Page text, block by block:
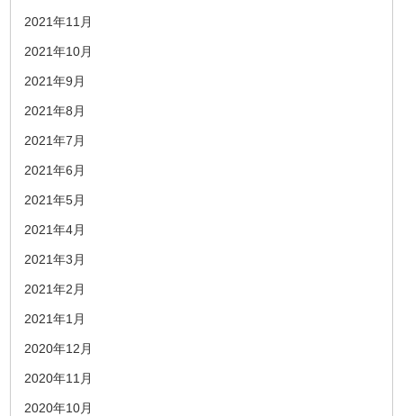
2021年11月
2021年10月
2021年9月
2021年8月
2021年7月
2021年6月
2021年5月
2021年4月
2021年3月
2021年2月
2021年1月
2020年12月
2020年11月
2020年10月